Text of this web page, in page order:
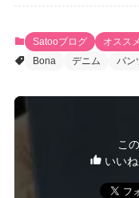
Satooブログ
オスス
Bona
デニム パン
こ
いい